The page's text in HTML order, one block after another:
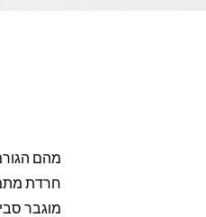
מהם
חרדת
מוגבר